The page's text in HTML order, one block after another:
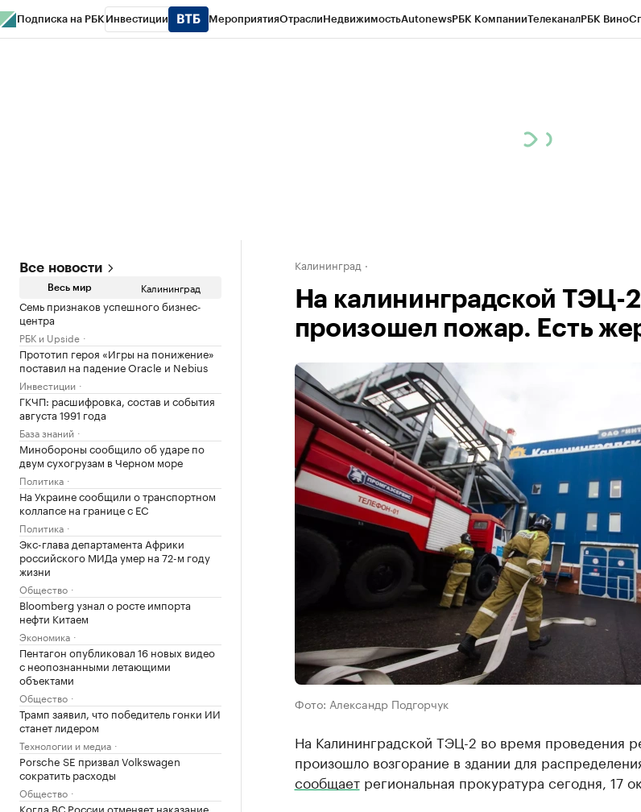
Подписка на РБК Инвестиции МероприятияОтраслиНедвижимостьAutonewsРБК КомпанииТелеканалРБК Вино
Все новости
Весь мир Калининград
Семь признаков успешного бизнес-
центра
РБК и Upside
Прототип героя «Игры на понижение»
поставил на падение Oracle и Nebius
Инвестиции
ГКЧП: расшифровка, состав и события
августа 1991 года
База знаний
Минобороны сообщило об ударе по
двум сухогрузам в Черном море
Политика
На Украине сообщили о транспортном
коллапсе на границе с ЕС
Политика
Экс-глава департамента Африки
российского МИДа умер на 72-м году
жизни
Общество
Bloomberg узнал о росте импорта
нефти Китаем
Экономика
Пентагон опубликовал 16 новых видео
с неопознанными летающими
объектами
Общество
Трамп заявил, что победитель гонки ИИ
станет лидером
Технологии и медиа
Porsche SE призвал Volkswagen
сократить расходы
Общество
Когда ВС России отменяет наказание
Калининград
На калининградской ТЭЦ-2
произошел пожар. Есть
Фото: Александр Подгорчук
На Калининградской ТЭЦ-2 во время проведения
произошло возгорание в здании для
сообщаетрегиональная прокуратура сегодня, 17